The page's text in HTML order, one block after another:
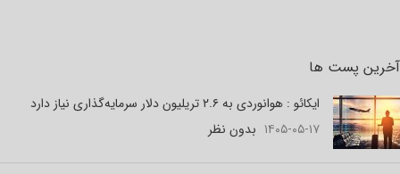
آخرین پست ها
ایکائو : هوانوردی به ۲.۶ تریلیون دلار سرمایه‌گذاری نیاز دارد
۱۴۰۵-۰۵-۱۷ بدون نظر